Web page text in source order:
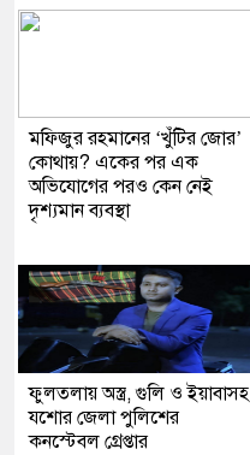
মফিজুর রহমানের ‘খুঁটির জোর’
কোথায়? একের পর এক
অভিযোগের পরও কেন নেই
দৃশ্যমান ব্যবস্থা
ফুলতলায় অস্ত্র, গুলি ও ইয়াবাসহ
যশোর জেলা পুলিশের
কনস্টেবল গ্রেপ্তার